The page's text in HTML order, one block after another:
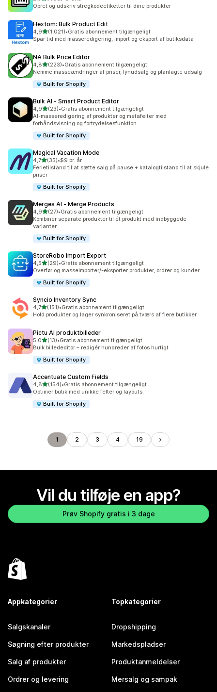
466 anmeldelser i alt
Opret og udskriv stregkodeetiketter til dine produkter
Hextom: Bulk Product Edit
4,9ud af 5 stjerner
(1.021)
1021 anmeldelser i alt
•Gratis abonnement tilgængeligt
Spar tid med masseredigering, import og eksport af butiksdata
NA Bulk Price Editor
4,8ud af 5 stjerner
(223)
223 anmeldelser i alt
•Gratis abonnement tilgængeligt
Nemme masseændringer af priser, lynudsalg og planlagte udsalg
Built for Shopify
Bulk AI ‑ Smart Product Editor
4,9ud af 5 stjerner
(23)
23 anmeldelser i alt
•Gratis abonnement tilgængeligt
AI-masseredigering af produkter og metafelter med
forhåndsvisning og fortrydelsesfunktion
Built for Shopify
Magical Vacation Mode
4,7ud af 5 stjerner
(35)
35 anmeldelser i alt
•$9 pr. år
Ferietilstand til at sætte salg på pause + katalogtilstand til at skjule
priser
Built for Shopify
Merges AI ‑ Merge Products
4,9ud af 5 stjerner
(27)
27 anmeldelser i alt
•Gratis abonnement tilgængeligt
Kombiner separate produkter til ét produkt med indbyggede
varianter
Built for Shopify
StoreRobo Import Export
4,5ud af 5 stjerner
(29)
29 anmeldelser i alt
•Gratis abonnement tilgængeligt
Overfør og masseimporter/-eksporter produkter, ordrer og kunder
Built for Shopify
Syncio Inventory Sync
4,7ud af 5 stjerner
(151)
151 anmeldelser i alt
•Gratis abonnement tilgængeligt
Hold produkter og lager synkroniseret på tværs af flere butikker
Pictu AI produktbilleder
5,0ud af 5 stjerner
(13)
13 anmeldelser i alt
•Gratis abonnement tilgængeligt
Bulk billededitor – redigér hundreder af fotos hurtigt
Built for Shopify
Accentuate Custom Fields
4,8ud af 5 stjerner
(154)
154 anmeldelser i alt
•Gratis abonnement tilgængeligt
Optimer butik med unikke felter og layouts.
Built for Shopify
1 2 3 4 19
Vil du tilføje en app?
Prøv Shopify gratis i 3 dage
Appkategorier
Salgskanaler
Søgning efter produkter
Salg af produkter
Ordrer og levering
Topkategorier
Dropshipping
Markedspladser
Produktanmeldelser
Mersalg og sampak